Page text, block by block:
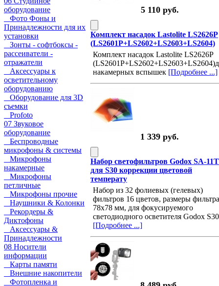
оборудование
Фото Фоны и
Принадлежности для их
установки
Зонты - софтбоксы -
рассеиватели -
отражатели
Аксессуары к
осветительному
оборудованию
Оборудование для 3D
съемки
Profoto
07 Звуковое
оборудование
Беспроводные
микрофоны & системы
Микрофоны
накамерные
Микрофоны
петличные
Микрофоны прочие
Наушники & Колонки
Рекордеры &
Диктофоны
Аксессуары &
Принадлежности
08 Носители
информации
Карты памяти
Внешние накопители
Фотопленка и
5 110 руб.
Комплект насадок Lastolite LS2626P
(LS2601P+LS2602+LS2603+LS2604)
Комплект насадок Lastolite LS2626P
накамерных вспышек [Подробнее ...]
1 339 руб.
Набор светофильтров Godox SA-11T
для S30 коррекции цветовой
температу
Набор из 32 фолиевых (гелевых)
фильтров 16 цветов, размеры фильтра
78х78 мм, для фокусируемого
светодиодного осветителя Godox
[Подробнее ...]